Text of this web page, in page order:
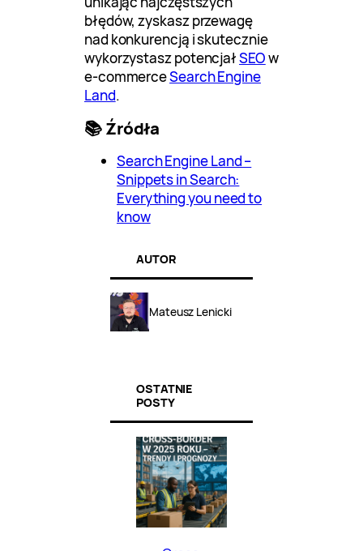
błędów, zyskasz przewagę
nad konkurencją i skutecznie
wykorzystasz potencjałSEOw
e-commerceSearch Engine
Land.
📚 Źródła
Search Engine Land –
Snippets in Search:
Everything you need to
know
AUTOR
Mateusz Lenicki
OSTATNIE
POSTY